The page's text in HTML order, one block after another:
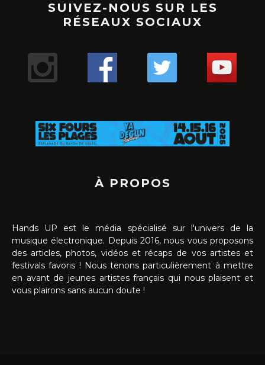
SUIVEZ-NOUS SUR LES
RÉSEAUX SOCIAUX
À PROPOS
Hands UP est le média spécialisé sur l'univers de la
musique électronique. Depuis 2016, nous vous proposons
des articles, photos, vidéos et récaps de vos artistes et
festivals favoris ! Nous tenons particulièrement à mettre
en avant de jeunes artistes français qui nous plaisent et
vous plairons sans aucun doute !